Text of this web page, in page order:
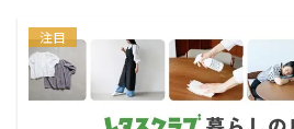
注目